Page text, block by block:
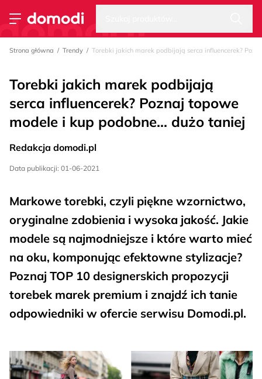
Przełącz menu
Strona główna
Strona główna Trendy Torebki jakich marek podbijają serca influencerek?
Torebki jakich marek podbijają
serca influencerek? Poznaj topowe
modele i kup podobne... dużo taniej
Redakcja domodi.pl
Data publikacji: 01-06-2021
Markowe torebki, czyli piękne wzornictwo,
oryginalne zdobienia i wysoka jakość. Jakie
modele są najmodniejsze i które warto mieć
na oku, komponując efektowne stylizacje?
Poznaj TOP 10 designerskich propozycji
torebek marek premium i znajdź ich tanie
odpowiedniki w ofercie serwisu Domodi.pl.